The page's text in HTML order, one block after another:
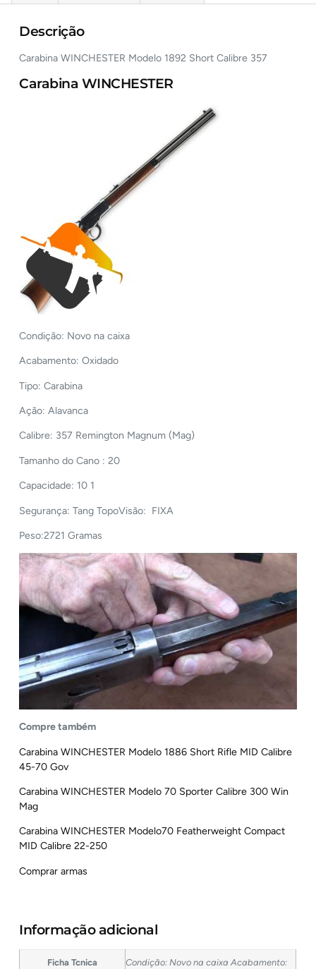
Descrição
Carabina WINCHESTER Modelo 1892 Short Calibre 357
Carabina WINCHESTER
Condição: Novo na caixa
Acabamento: Oxidado
Tipo: Carabina
Ação: Alavanca
Calibre: 357 Remington Magnum (Mag)
Tamanho do Cano : 20
Capacidade: 10 1
Segurança: Tang TopoVisão: FIXA
Peso:2721 Gramas
Compre também
Carabina WINCHESTER Modelo 1886 Short Rifle MID Calibre
45-70 Gov
Carabina WINCHESTER Modelo 70 Sporter Calibre 300 Win
Mag
Carabina WINCHESTER Modelo70 Featherweight Compact
MID Calibre 22-250
Comprar armas
Informação adicional
Ficha Tcnica
Condição: Novo na caixa Acabamento: